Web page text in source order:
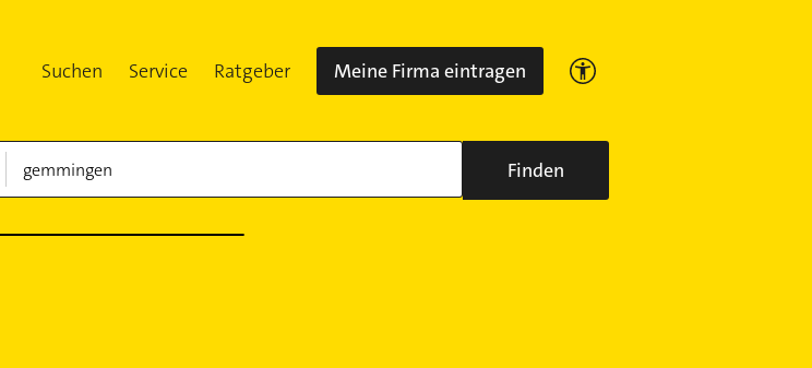
Suchen Service Ratgeber Meine Firma eintragen
Finden